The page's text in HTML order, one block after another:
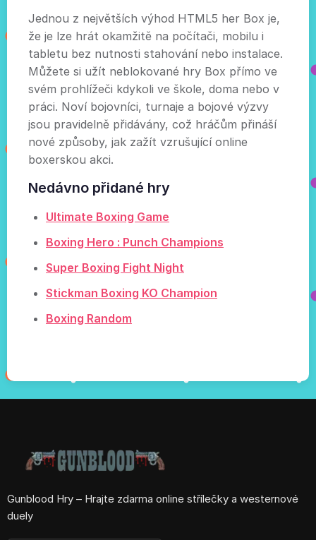
Jednou z největších výhod HTML5 her Box je,
že je lze hrát okamžitě na počítači, mobilu i
tabletu bez nutnosti stahování nebo instalace.
Můžete si užít neblokované hry Box přímo ve
svém prohlížeči kdykoli ve škole, doma nebo v
práci. Noví bojovníci, turnaje a bojové výzvy
jsou pravidelně přidávány, což hráčům přináší
nové způsoby, jak zažít vzrušující online
boxerskou akci.
Nedávno přidané hry
Ultimate Boxing Game
Boxing Hero : Punch Champions
Super Boxing Fight Night
Stickman Boxing KO Champion
Boxing Random
Gunblood Hry – Hrajte zdarma online střílečky a westernové
duely